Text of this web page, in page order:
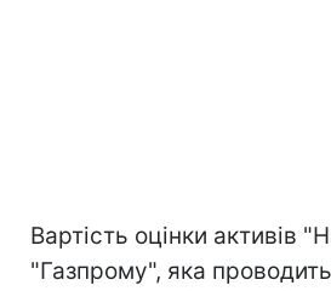
Вартість оцінки активів
"Газпрому", яка